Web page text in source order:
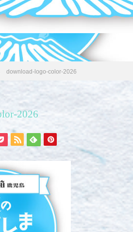
download-logo-color-2026
2026